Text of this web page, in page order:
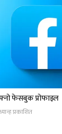
फेसबुक प्रोफाइल
प्रकाशित